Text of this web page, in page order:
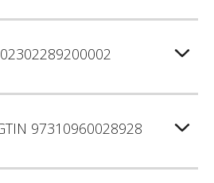
02302289200002
97310960028928